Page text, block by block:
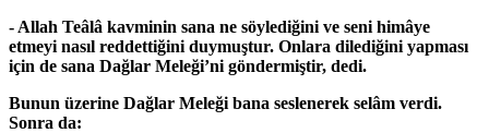
- Allah Teâlâ kavminin sana ne söylediğini ve seni himâye
etmeyi nasıl reddettiğini duymuştur. Onlara dilediğini yapması
için de sana Dağlar Meleği’ni göndermiştir, dedi.
Bunun üzerine Dağlar Meleği bana seslenerek selâm verdi.
Sonra da: